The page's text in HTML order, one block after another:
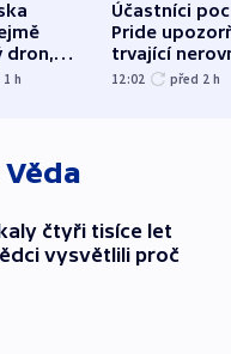
dron,
kilometr
h
Účastníci
Pride
trvající
12:02 před 2 h
Věda
čtyři tisíce let
vysvětlili proč